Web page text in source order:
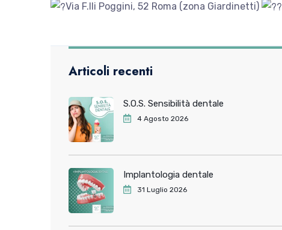
Via F.lli Poggini, 52 Roma (zona Giardinetti)
Articoli recenti
S.O.S. Sensibilità dentale
4 Agosto 2026
Implantologia dentale
31 Luglio 2026